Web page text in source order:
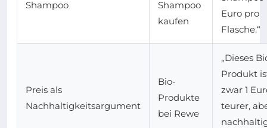
Shampoo
Shampoo
kaufen
Euro pro
Flasche.“
Preis als
Nachhaltigkeitsargument
Bio-
Produkte
bei Rewe
„Dieses
Produkt
zwar 1
teurer,